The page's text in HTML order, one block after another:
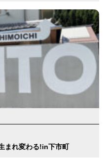
まれ変わる!in下市町